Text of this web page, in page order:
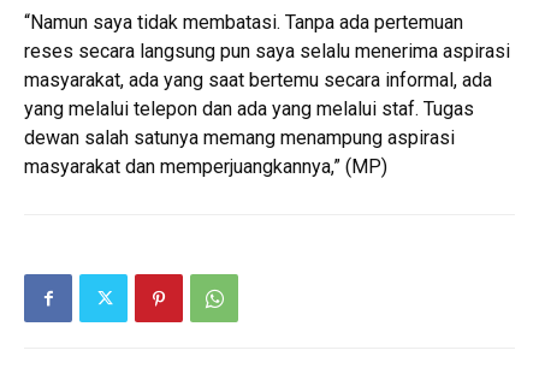
“Namun saya tidak membatasi. Tanpa ada pertemuan
reses secara langsung pun saya selalu menerima aspirasi
masyarakat, ada yang saat bertemu secara informal, ada
yang melalui telepon dan ada yang melalui staf. Tugas
dewan salah satunya memang menampung aspirasi
masyarakat dan memperjuangkannya,” (MP)